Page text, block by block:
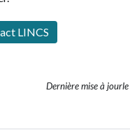
LINCS
Dernière mise à jourle